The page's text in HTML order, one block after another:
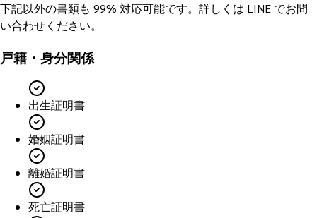
下記以外の書類も 99% 対応可能です。詳しくは LINE でお問
い合わせください。
戸籍・身分関係
出生証明書
婚姻証明書
離婚証明書
死亡証明書